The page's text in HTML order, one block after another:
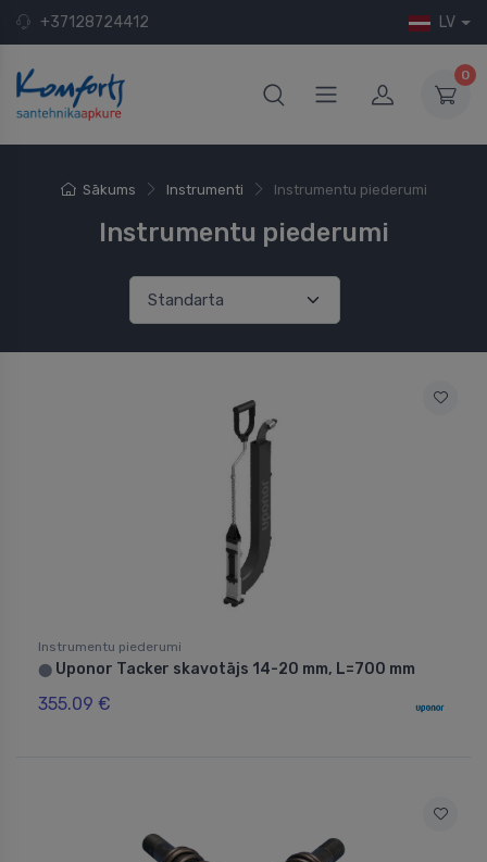
+37128724412 LV
0
Sākums Instrumenti Instrumentu piederumi
Instrumentu piederumi
Instrumentu piederumi
⬤ Uponor Tacker skavotājs 14-20 mm, L=700 mm
355.09 €